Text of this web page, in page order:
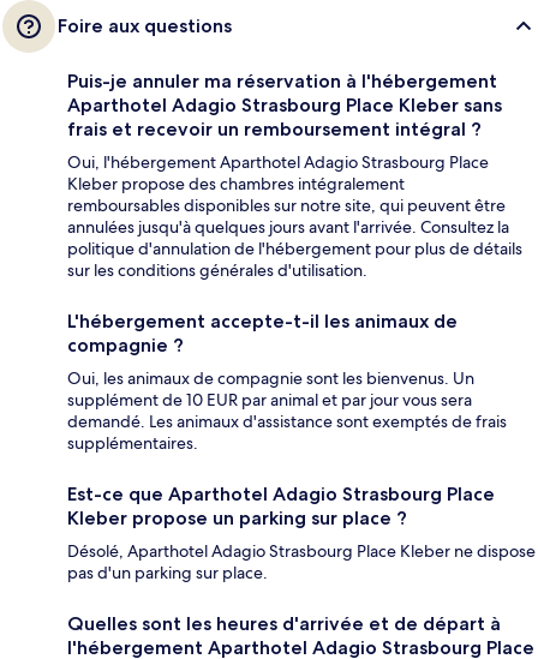
Foire aux questions
Puis-je annuler ma réservation à l'hébergement
Aparthotel Adagio Strasbourg Place Kleber sans
frais et recevoir un remboursement intégral ?
Oui, l'hébergement Aparthotel Adagio Strasbourg Place
Kleber propose des chambres intégralement
remboursables disponibles sur notre site, qui peuvent être
annulées jusqu'à quelques jours avant l'arrivée. Consultez la
politique d'annulation de l'hébergement pour plus de détails
sur les conditions générales d'utilisation.
L'hébergement accepte-t-il les animaux de
compagnie ?
Oui, les animaux de compagnie sont les bienvenus. Un
supplément de 10 EUR par animal et par jour vous sera
demandé. Les animaux d'assistance sont exemptés de frais
supplémentaires.
Est-ce que Aparthotel Adagio Strasbourg Place
Kleber propose un parking sur place ?
Désolé, Aparthotel Adagio Strasbourg Place Kleber ne dispose
pas d'un parking sur place.
Quelles sont les heures d'arrivée et de départ à
l'hébergement Aparthotel Adagio Strasbourg Place